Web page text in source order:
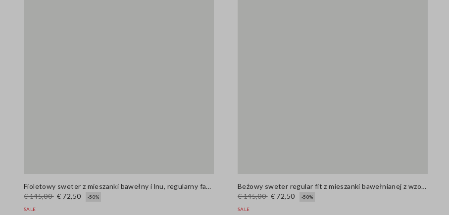
Fioletowy sweter z mieszanki bawełny i lnu, regularny fason
€ 145,00 € 72,50 -50%
SALE
Beżowy sweter regular fit z mieszanki bawełnianej z wzorem w kratę
€ 145,00 € 72,50 -50%
SALE